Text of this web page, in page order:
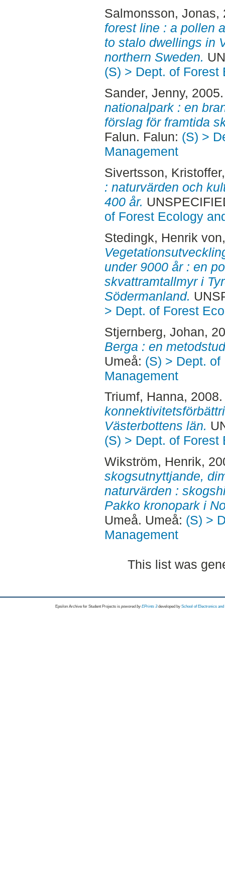
Salmonsson, Jonas,
forest line : a pollen
to stalo dwellings in
northern Sweden.
(S) > Dept. of Forest
Sander, Jenny,
nationalpark : en
förslag för framtida
Falun. Falun: (S) >
Management
Sivertsson, Kristoffer
: naturvärden och
400 år.
of Forest Ecology
Stedingk, Henrik von
under 9000 år : en
skvattramtallmyr i
Södermanland.
> Dept. of Forest
Stjernberg, Johan,
Berga : en
Umeå: (S) > Dept.
Management
Triumf, Hanna,
Västerbottens län.
(S) > Dept. of Forest
Wikström, Henrik,
skogsutnyttjande,
naturvärden :
Pakko kronopark i
Umeå. Umeå: (S) >
Management
This list was
Epsilon Archive for Student Projects is powored byEPrints 3 developed by School of Electronics